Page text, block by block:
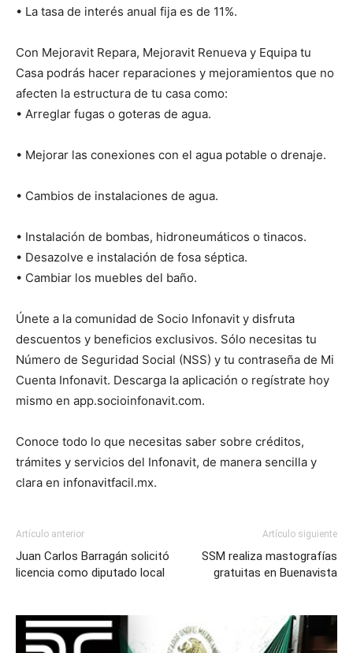
• La tasa de interés anual fija es de 11%.
Con Mejoravit Repara, Mejoravit Renueva y Equipa tu
Casa podrás hacer reparaciones y mejoramientos que no
afecten la estructura de tu casa como:
• Arreglar fugas o goteras de agua.
• Mejorar las conexiones con el agua potable o drenaje.
• Cambios de instalaciones de agua.
• Instalación de bombas, hidroneumáticos o tinacos.
• Desazolve e instalación de fosa séptica.
• Cambiar los muebles del baño.
Únete a la comunidad de Socio Infonavit y disfruta
descuentos y beneficios exclusivos. Sólo necesitas tu
Número de Seguridad Social (NSS) y tu contraseña de Mi
Cuenta Infonavit. Descarga la aplicación o regístrate hoy
mismo en app.socioinfonavit.com.
Conoce todo lo que necesitas saber sobre créditos,
trámites y servicios del Infonavit, de manera sencilla y
clara en infonavitfacil.mx.
Artículo anterior
Juan Carlos Barragán solicitó
licencia como diputado local
Artículo siguiente
SSM realiza mastografías
gratuitas en Buenavista